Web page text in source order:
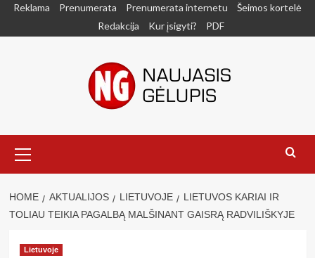
SkipReklama Prenumerata Prenumerata internetu
Šeimos kortelė
Redakcija
Kur įsigyti? PDF
Menu
HOME AKTUALIJOS LIETUVOJE
LIETUVOS KARIAI IR
TOLIAU TEIKIA PAGALBĄ MALŠINANT GAISRĄ RADVILIŠKYJE
Lietuvoje